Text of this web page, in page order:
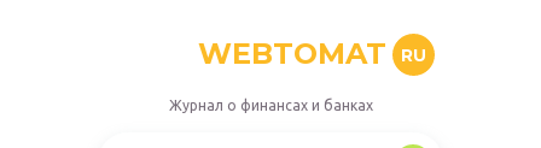
WEBTOMAT RU
Журнал о финансах и банках